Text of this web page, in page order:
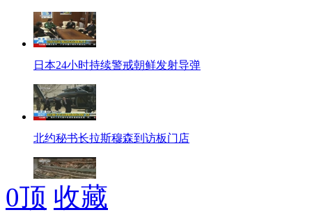
日本24小时持续警戒朝鲜发射导弹
北约秘书长拉斯穆森到访板门店
北京H7N9患者家庭活鸡购自天津
0顶 收藏